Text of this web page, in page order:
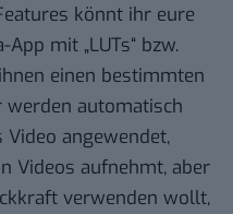
könnt ihr eure
mit „LUTs“ bzw.
einen bestimmten
werden automatisch
angewendet,
Videos aufnehmt, aber
verwenden wollt,